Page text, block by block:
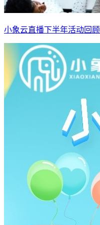
小象云直播下半年活动回顾